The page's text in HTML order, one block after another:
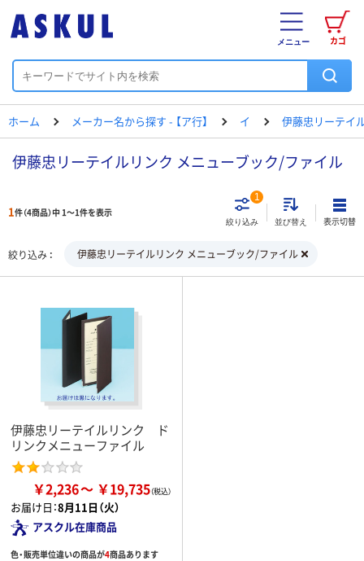
カゴ
メニュー
ホーム メーカー名から探す - 【ア行】 イ 伊藤忠リーテイ
伊藤忠リーテイルリンク メニューブック/ファイル
1件（4商品）中 1～1件を表示
絞り込み
1
並び替え 表示切替
絞り込み 伊藤忠リーテイルリンク メニューブック/ファイル
伊藤忠リーテイルリンク ド
リンクメニューファイル
￥2,236 ￥19,735
お届け日：8月11日（火）
アスクル在庫商品
色・販売単位違いの商品が4商品あります